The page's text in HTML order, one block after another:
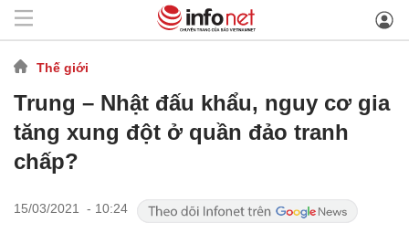
Thế giới
Trung – Nhật đấu khẩu, nguy cơ gia
tăng xung đột ở quần đảo tranh
chấp?
15/03/2021 - 10:24